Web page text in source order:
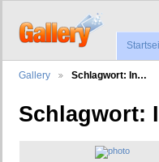
Gallery Schlagwort: In…
Schlagwort: